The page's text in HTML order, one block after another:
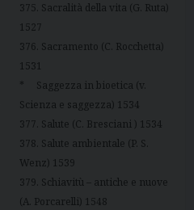
375. Sacralità della vita (G. Ruta)
1527
376. Sacramento (C. Rocchetta)
1531
* Saggezza in bioetica (v.
Scienza e saggezza) 1534
377. Salute (C. Bresciani ) 1534
378. Salute ambientale (P. S.
Wenz) 1539
379. Schiavitù – antiche e nuove
(A. Porcarelli) 1548